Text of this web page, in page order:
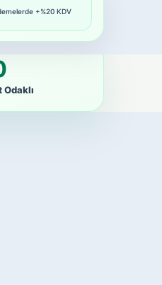
+%20 KDV